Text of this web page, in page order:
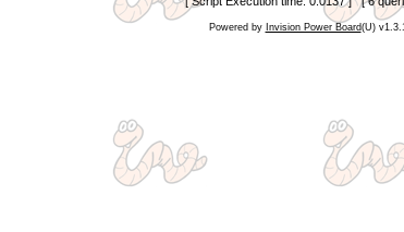
Powered by Invision Power Board(U)